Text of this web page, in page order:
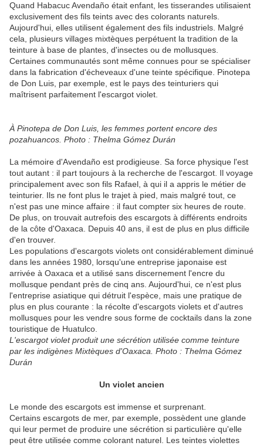
Quand Habacuc Avendaño était enfant, les tisserandes utilisaient
exclusivement des fils teints avec des colorants naturels.
Aujourd'hui, elles utilisent également des fils industriels. Malgré
cela, plusieurs villages mixtèques perpétuent la tradition de la
teinture à base de plantes, d'insectes ou de mollusques.
Certaines communautés sont même connues pour se spécialiser
dans la fabrication d'écheveaux d'une teinte spécifique. Pinotepa
de Don Luis, par exemple, est le pays des teinturiers qui
maîtrisent parfaitement l'escargot violet.
À Pinotepa de Don Luis, les femmes portent encore des
pozahuancos. Photo : Thelma Gómez Durán
La mémoire d'Avendaño est prodigieuse. Sa force physique l'est
tout autant : il part toujours à la recherche de l'escargot. Il voyage
principalement avec son fils Rafael, à qui il a appris le métier de
teinturier. Ils ne font plus le trajet à pied, mais malgré tout, ce
n'est pas une mince affaire : il faut compter six heures de route.
De plus, on trouvait autrefois des escargots à différents endroits
de la côte d'Oaxaca. Depuis 40 ans, il est de plus en plus difficile
d'en trouver.
Les populations d'escargots violets ont considérablement diminué
dans les années 1980, lorsqu'une entreprise japonaise est
arrivée à Oaxaca et a utilisé sans discernement l'encre du
mollusque pendant près de cinq ans. Aujourd'hui, ce n'est plus
l'entreprise asiatique qui détruit l'espèce, mais une pratique de
plus en plus courante : la récolte d'escargots violets et d'autres
mollusques pour les vendre sous forme de cocktails dans la zone
touristique de Huatulco.
L'escargot violet produit une sécrétion utilisée comme teinture
par les indigènes Mixtèques d'Oaxaca. Photo : Thelma Gómez
Durán
Un violet ancien
Le monde des escargots est immense et surprenant.
Certains escargots de mer, par exemple, possèdent une glande
qui leur permet de produire une sécrétion si particulière qu'elle
peut être utilisée comme colorant naturel. Les teintes violettes